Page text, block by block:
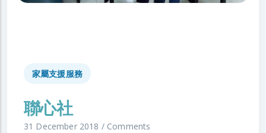
家屬支援服務
聯心社
31 December 2018 / Comments